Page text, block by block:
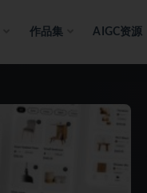
作品集 AIGC资源